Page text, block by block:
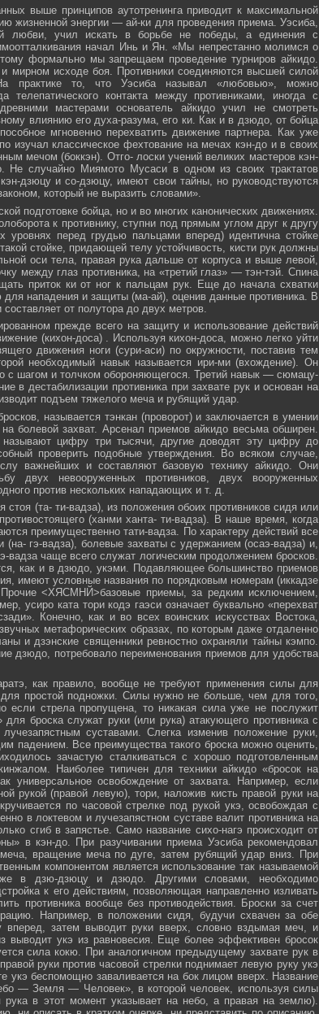
выше принципов аутотренинга приводит к максимальной
жизненной энергии — ай-ки для проведения приема. Уэсиба,
любви, учил искать в борьбе не победы, а единения с
начал Инь и Ян. «Мы непрестанно молимся о
формально мы запрещаем проведение турниров айкидо.
мирном исходе боя. Противники соединяются высшей силой
то, что Уэсиба называл «любовью», можно
телепатического контакта между противниками, иногда с
мастерами основатель айкидо учил не смотреть
влиянию его духа-разума, его ки. Как и в дзюдо, от бойца
мгновенно перехватить движение партнера. Как уже
изучал классическое фехтование на мечах кэн-до и в своих
мечом (боккэн). Отго- лоски учений великих мастеров кэн-
случайно Миямото Мусаси в одном из своих трактатов
дзюцу и со-дзюцу, имеют свои тайны, но руководствуются
который не выразить словами».
подготовке бойца, но и во многих канонических движениях.
к противнику, ступни под прямым углом друг к другу
уровнях перед грудью пальцами вперед) идентична стойке
стойке, придающей телу устойчивость, кисти рук должны
оси тела, правая рука дальше от корпуса и выше левой,
между глаз противника, на «третий глаз» — тэн-тэй. Спина
приток ки от ног к пальцам рук. Еще до начала схватки
нападения и защиты (ма-ай), оценив данные противника. В
от полутора до двух метров.
прежде всего на защиту и использование действий
(кихон-доса) . Используя кихон-доса, можно легко уйти
движения ноги (сури-аси) по окружности, поставив тем
необходимый навык называется ири-ми (вхождение). Он
с шагом и толчком обороняющегося. Третий навык — сюмацу-
в дестабилизации противника при захвате рук и основан на
подъем тяжелого меча и рубящий удар.
называется тэнкан (проворот) и заключается в умении
болевой захват. Арсенал приемов айкидо весьма обширен.
цифру три тысячи, другие доводят эту цифру до
проверить подобные утверждения. Во всяком случае,
важнейших и составляют базовую технику айкидо. Они
двух невооруженных противников, двух вооруженных
против нескольких нападающих и т. д.
(та- ти-вадза), из положения обоих противников сидя или
(ханми ханта- ти-вадза). В наше время, когда
преимущественно тати-вадза. По характеру действий все
(на- гэ-вадза), болевые захваты с удержанием (осаэ-вадза) и,
вадза чаще всего служат логическим продолжением бросков.
как и в дзюдо, укэми. Подавляющее большинство приемов
имеют условные названия по порядковым номерам (иккадзе
<ХЯСМНЙ>базовые приемы, за редким исключением,
усиро ката тори кодэ гаэси означает буквально «перехват
Конечно, как и во всех воинских искусствах Востока,
метафорических образах, по которым даже отдаленно
и дзэнские священники ревностно охраняли тайны кэмпо.
дзюдо, потребовало переименования приемов для удобства
как правило, вообще не требуют применения силы для
простой подножки. Силы нужно не больше, чем для того,
если стрела пропущена, то никакая сила уже не послужит
броска служат руки (или рука) атакующего противника с
суставами. Слегка изменив положение руки,
падением. Все преимущества такого броска можно оценить,
зачастую сталкиваться с хорошо подготовленным
Наиболее типичен для техники айкидо «бросок на
универсальное освобождение от захвата. Например, если
рукой (правой левую), тори, наложив кисть правой руки на
по часовой стрелке под рукой укэ, освобождая с
в локтевом и лучезапястном суставе валит противника на
сгиб в запястье. Само название сихо-нагэ происходит от
в кэн-до. При разучивании приема Уэсиба рекомендовал
вращение меча по дуге, затем рубящий удар вниз. При
компонентом является использование так называемой
в дзю-дзюцу и дзюдо. Другими словами, необходимо
к его действиям, позволяющая направленно изливать
противника вообще без противодействия. Броски за счет
Например, в положении сидя, будучи схвачен за обе
вперед, затем выводит руки вверх, словно вздымая меч, и
выводит укэ из равновесия. Еще более эффективен бросок
сила кокю. При аналогичном предыдущему захвате рук в
руки против часовой стрелки поднимает левую руку укэ
укэ беспомощно заваливается на бок лицом вверх. Название
— Земля — Человек», в которой человек, используя силы
в этот момент указывает на небо, а правая на землю).